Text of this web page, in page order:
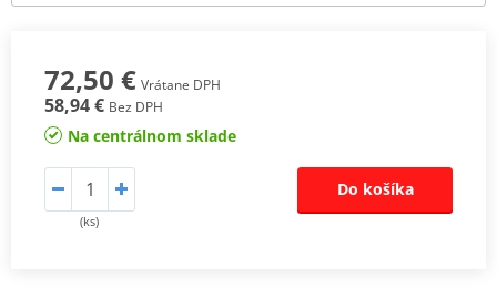
72,50 € Vrátane DPH
58,94 € Bez DPH
Na centrálnom sklade
(ks)
Do košíka